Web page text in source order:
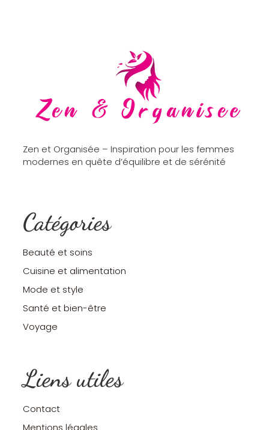
Zen et Organisée – Inspiration pour les femmes
modernes en quête d’équilibre et de sérénité
Catégories
Beauté et soins
Cuisine et alimentation
Mode et style
Santé et bien-être
Voyage
Liens utiles
Contact
Mentions légales